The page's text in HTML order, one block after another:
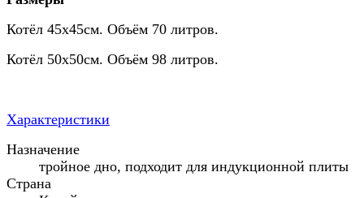
Котёл 45х45см. Объём 70 литров.
Котёл 50х50см. Объём 98 литров.
Характеристики
Назначение
тройное дно, подходит для индукционной плиты
Страна